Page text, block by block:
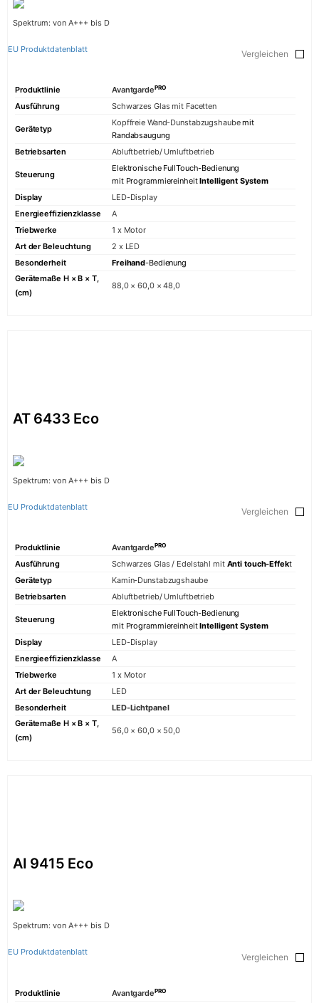
Spektrum: von A+++ bis D
EU Produktdatenblatt Vergleichen
Produktlinie AvantgardePRO
Ausführung Schwarzes Glas mit Facetten
Gerätetyp
Kopffreie Wand-Dunstabzugshaubemit
Randabsaugung
Betriebsarten
Abluftbetrieb/ Umluftbetrieb
Steuerung
Elektronische FullTouch-Bedienung
mit ProgrammiereinheitIntelligent System
Display
LED-Display
Energieeffizienzklasse
A
Triebwerke
1 x Motor
Art der Beleuchtung
2 x LED
Besonderheit
Freihand-Bedienung
Gerätemaße H × B × T,
(cm)
88,0 × 60,0 × 48,0
AT 6433 Eco
Spektrum: von A+++ bis D
EU Produktdatenblatt Vergleichen
Produktlinie AvantgardePRO
Ausführung Schwarzes Glas / Edelstahl mitAnti touch-Effekt
Gerätetyp
Kamin-Dunstabzugshaube
Betriebsarten
Abluftbetrieb/ Umluftbetrieb
Steuerung
Elektronische FullTouch-Bedienung
mit ProgrammiereinheitIntelligent System
Display
LED-Display
Energieeffizienzklasse
A
Triebwerke
1 x Motor
Art der Beleuchtung
LED
Besonderheit
LED-Lichtpanel
Gerätemaße H × B × T,
(cm)
56,0 × 60,0 × 50,0
AI 9415 Eco
Spektrum: von A+++ bis D
EU Produktdatenblatt Vergleichen
Produktlinie AvantgardePRO